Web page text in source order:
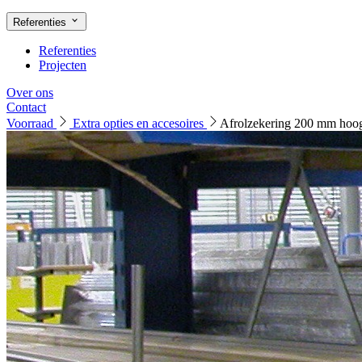
Referenties
Referenties
Projecten
Over ons
Contact
Voorraad
Extra opties en accesoires Afrolzekering 200 mm